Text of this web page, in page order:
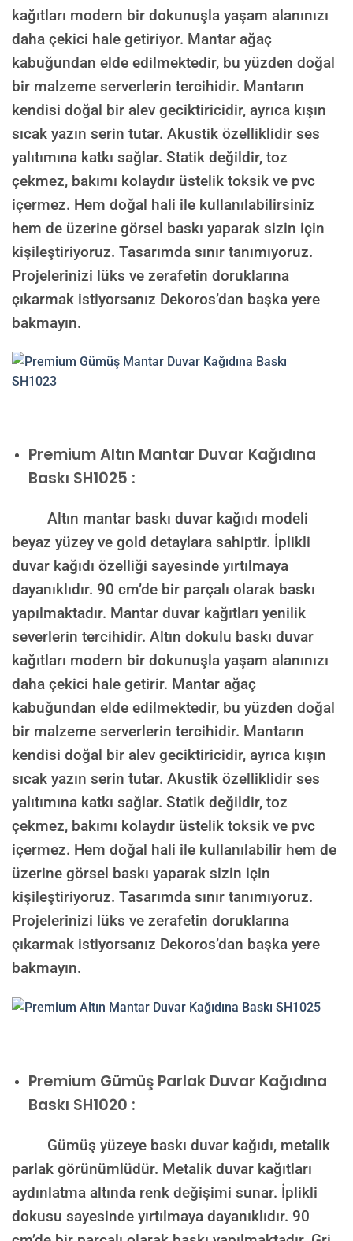
kağıtları modern bir dokunuşla yaşam alanınızı
daha çekici hale getiriyor. Mantar ağaç
kabuğundan elde edilmektedir, bu yüzden doğal
bir malzeme serverlerin tercihidir. Mantarın
kendisi doğal bir alev geciktiricidir, ayrıca kışın
sıcak yazın serin tutar. Akustik özelliklidir ses
yalıtımına katkı sağlar. Statik değildir, toz
çekmez, bakımı kolaydır üstelik toksik ve pvc
içermez. Hem doğal hali ile kullanılabilirsiniz
hem de üzerine görsel baskı yaparak sizin için
kişileştiriyoruz. Tasarımda sınır tanımıyoruz.
Projelerinizi lüks ve zerafetin doruklarına
çıkarmak istiyorsanız Dekoros’dan başka yere
bakmayın.
PremiumAltın Mantar Duvar Kağıdına
Baskı SH1025 :
Altın mantar baskı duvar kağıdı modeli
beyaz yüzey ve gold detaylara sahiptir. İplikli
duvar kağıdı özelliği sayesinde yırtılmaya
dayanıklıdır. 90 cm’de bir parçalı olarak baskı
yapılmaktadır. Mantar duvar kağıtları yenilik
severlerin tercihidir. Altın dokulu baskı duvar
kağıtları modern bir dokunuşla yaşam alanınızı
daha çekici hale getirir. Mantar ağaç
kabuğundan elde edilmektedir, bu yüzden doğal
bir malzeme serverlerin tercihidir. Mantarın
kendisi doğal bir alev geciktiricidir, ayrıca kışın
sıcak yazın serin tutar. Akustik özelliklidir ses
yalıtımına katkı sağlar. Statik değildir, toz
çekmez, bakımı kolaydır üstelik toksik ve pvc
içermez. Hem doğal hali ile kullanılabilir hem de
üzerine görsel baskı yaparak sizin için
kişileştiriyoruz. Tasarımda sınır tanımıyoruz.
Projelerinizi lüks ve zerafetin doruklarına
çıkarmak istiyorsanız Dekoros’dan başka yere
bakmayın.
Premium Gümüş Parlak Duvar Kağıdına
Baskı SH1020 :
Gümüş yüzeye baskı duvar kağıdı, metalik
parlak görünümlüdür. Metalik duvar kağıtları
aydınlatma altında renk değişimi sunar. İplikli
dokusu sayesinde yırtılmaya dayanıklıdır. 90